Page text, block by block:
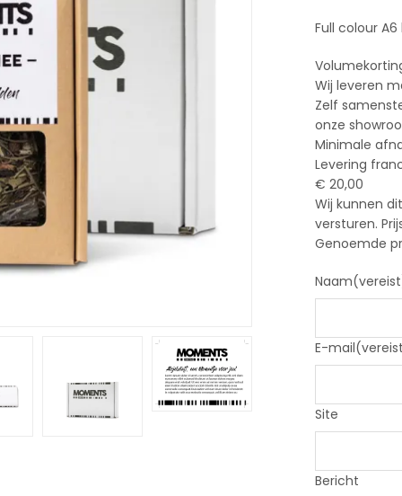
Full colour
Wij leveren
Zelf
onze
Minimale
Levering
€ 20,00
Wij kunnen
versturen.
Genoemde
Naam
E-mail
Site
Bericht